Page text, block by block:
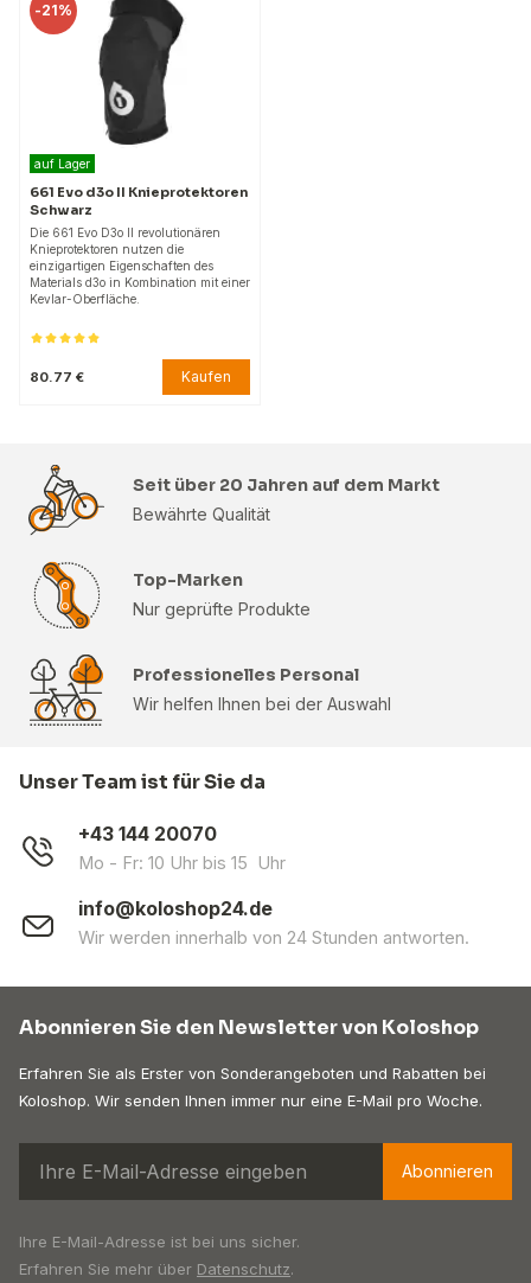
-21%
auf Lager
661 Evo d3o II Knieprotektoren
Schwarz
Die 661 Evo D3o II revolutionären
Knieprotektoren nutzen die
einzigartigen Eigenschaften des
Materials d3o in Kombination mit einer
Kevlar-Oberfläche.
80.77 € Kaufen
Seit über 20 Jahren auf dem Markt
Bewährte Qualität
Top-Marken
Nur geprüfte Produkte
Professionelles Personal
Wir helfen Ihnen bei der Auswahl
Unser Team ist für Sie da
+43 144 20070
Mo - Fr: 10 Uhr bis 15 Uhr
info@koloshop24.de
Wir werden innerhalb von 24 Stunden antworten.
Abonnieren Sie den Newsletter von Koloshop
Erfahren Sie als Erster von Sonderangeboten und Rabatten bei
Koloshop. Wir senden Ihnen immer nur eine E-Mail pro Woche.
Abonnieren
Ihre E-Mail-Adresse ist bei uns sicher.
Erfahren Sie mehr über Datenschutz.